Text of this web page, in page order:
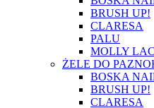
BRUSH UP!
CLARESA
PALU
MOLLY LAC
ŻELE DO
BOSKA
BRUSH UP!
CLARESA